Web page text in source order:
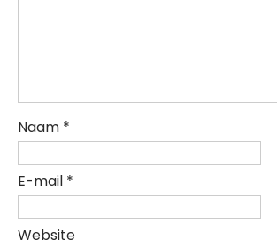
Naam *
E-mail *
Website